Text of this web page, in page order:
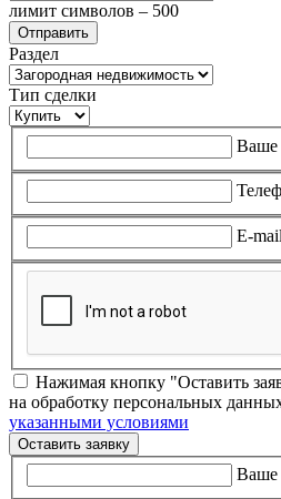
лимит символов – 500
Раздел
Тип сделки
Ваше
E-mail
Нажимая кнопку "Оставить
на обработку персональных
указанными условиями
Оставить заявку
Ваше